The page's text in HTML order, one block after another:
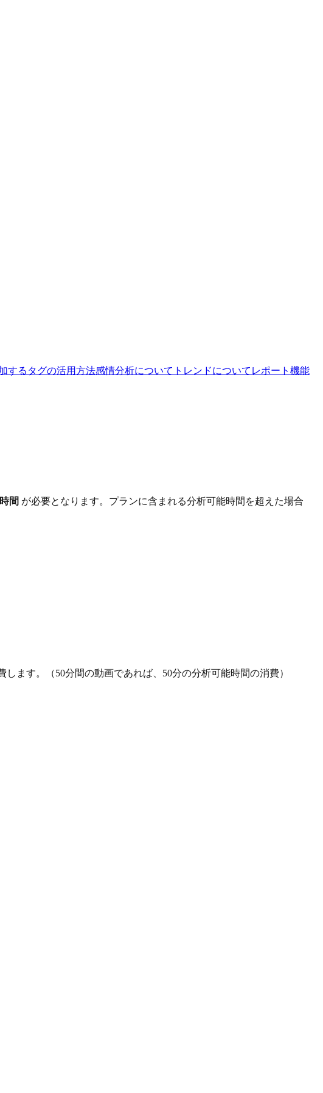
する タグの活用方法感情分析について トレンドについて レポート機能
間 が必要となります。プランに含まれる分析可能時間を超えた場合
ます。（50分間の動画であれば、50分の分析可能時間の消費）